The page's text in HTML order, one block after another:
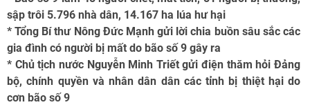
sập trôi 5.796 nhà dân, 14.167 ha lúa hư hại
* Tổng Bí thư Nông Đức Mạnh gửi lời chia buồn sâu sắc các
gia đình có người bị mất do bão số 9 gây ra
* Chủ tịch nước Nguyễn Minh Triết gửi điện thăm hỏi Đảng
bộ, chính quyền và nhân dân dân các tỉnh bị thiệt hại do
cơn bão số 9